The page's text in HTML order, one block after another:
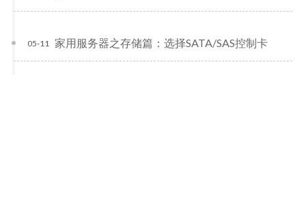
家用服务器之存储篇：选择SATA/SAS控制卡
05-11